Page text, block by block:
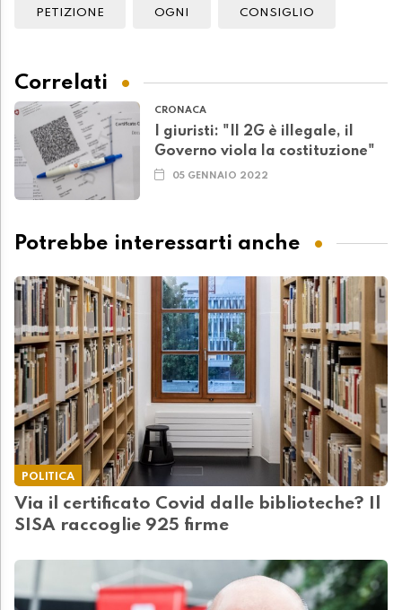
PETIZIONE OGNI CONSIGLIO
Correlati
CRONACA
I giuristi: "Il 2G è illegale, il
Governo viola la costituzione"
05 GENNAIO 2022
Potrebbe interessarti anche
POLITICA
Via il certificato Covid dalle biblioteche? Il
SISA raccoglie 925 firme